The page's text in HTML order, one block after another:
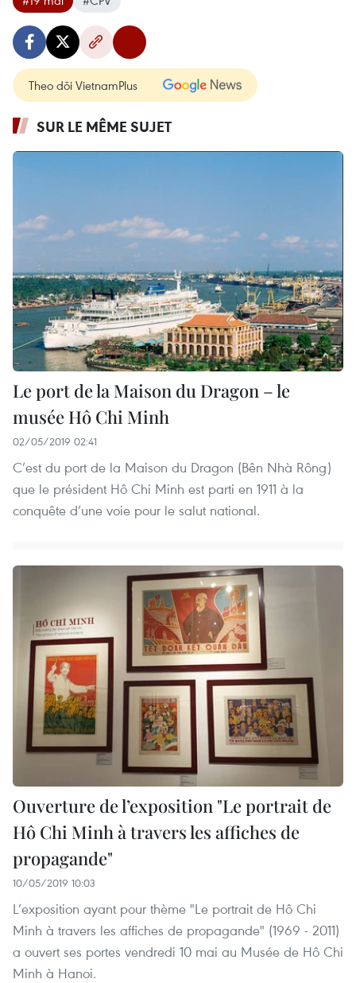
Theo dõi VietnamPlus
SUR LE MÊME SUJET
Le port de la Maison du Dragon – le
musée Hô Chi Minh
02/05/2019 02:41
C’est du port de la Maison du Dragon (Bên Nhà Rông)
que le président Hô Chi Minh est parti en 1911 à la
conquête d’une voie pour le salut national.
Ouverture de l’exposition "Le portrait de
Hô Chi Minh à travers les affiches de
propagande"
10/05/2019 10:03
L’exposition ayant pour thème "Le portrait de Hô Chi
Minh à travers les affiches de propagande" (1969 - 2011)
a ouvert ses portes vendredi 10 mai au Musée de Hô Chi
Minh à Hanoi.